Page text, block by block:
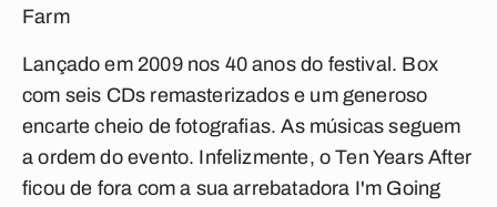
Farm
Lançado em 2009 nos 40 anos do festival. Box
com seis CDs remasterizados e um generoso
encarte cheio de fotografias. As músicas seguem
a ordem do evento. Infelizmente, o Ten Years After
ficou de fora com a sua arrebatadora I'm Going